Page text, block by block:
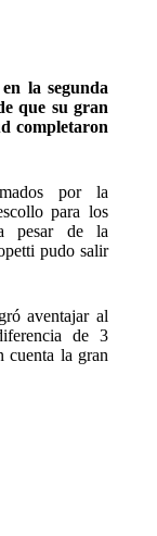
la segunda
que su gran
completaron
por la
para los
pesar de la
pudo salir
aventajar al
de 3
cuenta la gran